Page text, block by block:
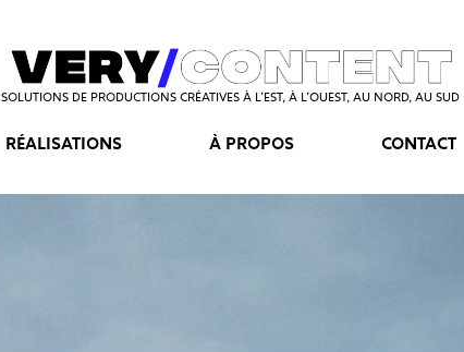
SOLUTIONS DE PRODUCTIONS CRÉATIVES À L’EST, À L’OUEST, AU NORD, AU SUD
RÉALISATIONS À PROPOS CONTACT